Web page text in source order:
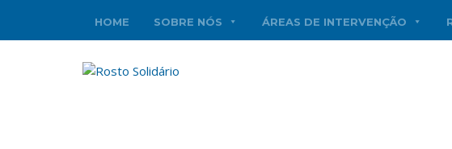
HOME SOBRE NÓS ÁREAS DE INTERVENÇÃO